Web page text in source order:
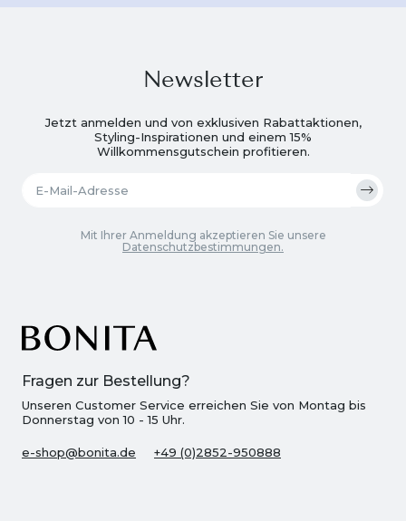
Fragen zur Bestellung?
Unseren Customer Service erreichen Sie von Montag bis
Donnerstag von 10 - 15 Uhr.
e-shop@bonita.de +49 (0)2852-950888
Newsletter
Jetzt anmelden und von exklusiven Rabattaktionen,
Styling-Inspirationen und einem 15%
Willkommensgutschein profitieren.
Mit Ihrer Anmeldung akzeptieren Sie unsere
Datenschutzbestimmungen.